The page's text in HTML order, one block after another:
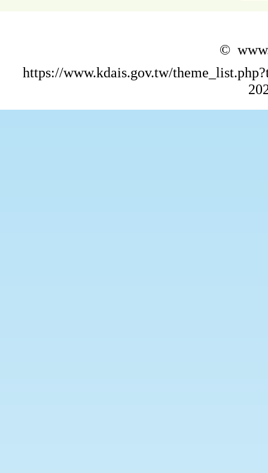
©
https://www.kdais.gov.tw/